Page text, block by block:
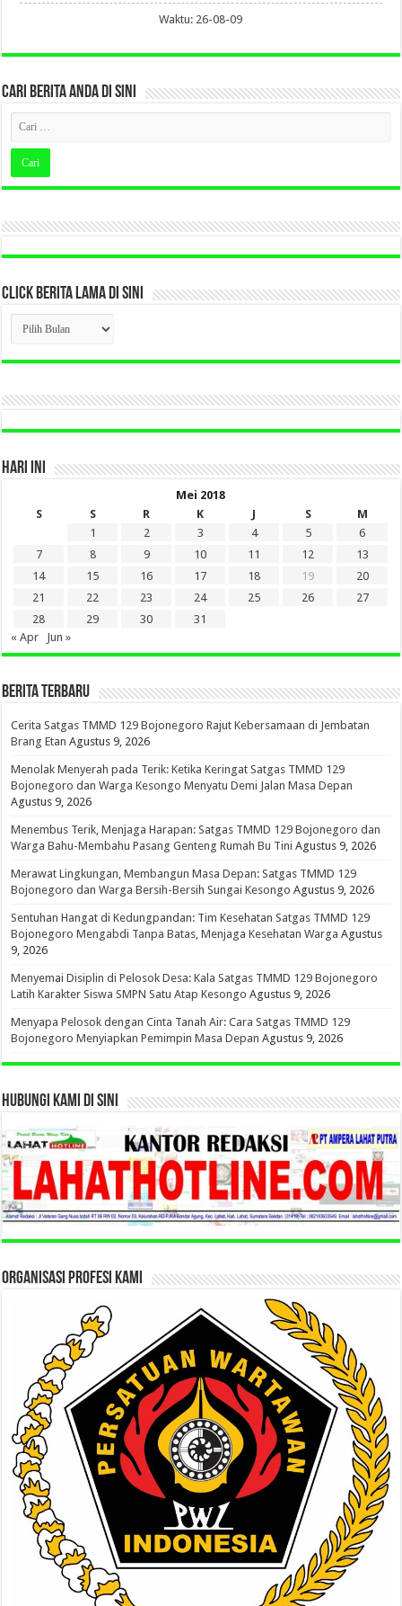
Waktu: 26-08-09
CARI BERITA ANDA DI SINI
CLICK BERITA LAMA DI SINI
CLICK
BERITA
LAMA
DI
HARI INI
Mei 2018
S
S R K J S
M
1
2 3 4 5
6
7
8 9 10 11 12
13
14
15 16 17 18 19
20
21
22 23 24 25 26
27
28
29 30
31
« Apr
Jun »
BERITA TERBARU
Cerita Satgas TMMD 129 Bojonegoro Rajut Kebersamaan di Jembatan
Brang Etan Agustus 9, 2026
Menolak Menyerah pada Terik: Ketika Keringat Satgas TMMD 129
Bojonegoro dan Warga Kesongo Menyatu Demi Jalan Masa Depan
Agustus 9, 2026
Menembus Terik, Menjaga Harapan: Satgas TMMD 129 Bojonegoro dan
Warga Bahu-Membahu Pasang Genteng Rumah Bu Tini Agustus 9, 2026
Merawat Lingkungan, Membangun Masa Depan: Satgas TMMD 129
Bojonegoro dan Warga Bersih-Bersih Sungai Kesongo Agustus 9, 2026
Sentuhan Hangat di Kedungpandan: Tim Kesehatan Satgas TMMD 129
Bojonegoro Mengabdi Tanpa Batas, Menjaga Kesehatan Warga Agustus
9, 2026
Menyemai Disiplin di Pelosok Desa: Kala Satgas TMMD 129 Bojonegoro
Latih Karakter Siswa SMPN Satu Atap Kesongo Agustus 9, 2026
Menyapa Pelosok dengan Cinta Tanah Air: Cara Satgas TMMD 129
Bojonegoro Menyiapkan Pemimpin Masa Depan Agustus 9, 2026
HUBUNGI KAMI DI SINI
ORGANISASI PROFESI KAMI